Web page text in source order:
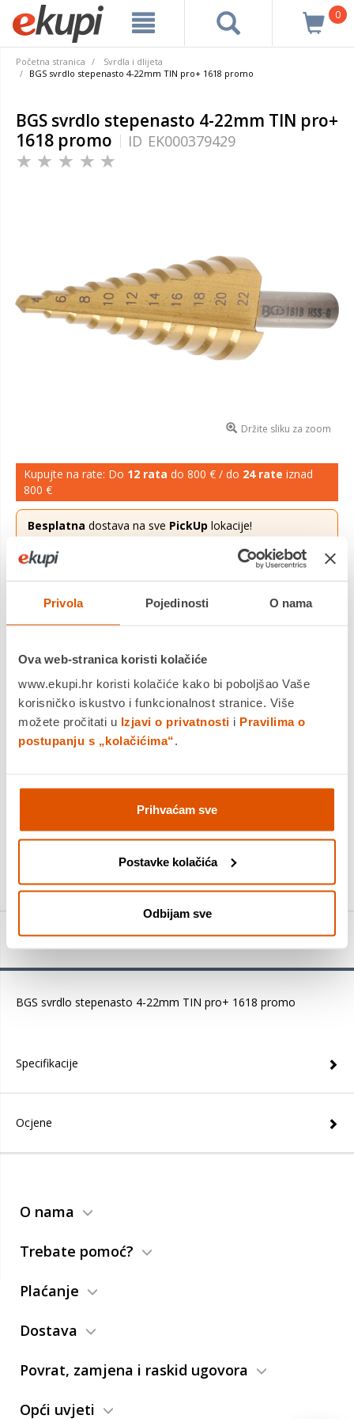
Privola Pojedinosti O nama
Ova web-stranica koristi kolačiće
www.ekupi.hr koristi kolačiće kako bi poboljšao Vaše
korisničko iskustvo i funkcionalnost stranice. Više
možete pročitati u Izjavi o privatnosti i Pravilima o
postupanju s „kolačićima“.
Prihvaćam sve
Postavke kolačića
Odbijam sve
0
Početna stranica
Svrdla i dlijeta
BGS svrdlo stepenasto 4-22mm TIN pro+ 1618 promo
BGS svrdlo stepenasto 4-22mm TIN pro+
1618 promo
ID EK000379429
Držite sliku za zoom
Kupujte na rate: Do 12 rata do 800 € / do 24 rate iznad
800 €
Besplatna dostava na sve PickUp lokacije!
Ponuda vrijedi za narudžbe zaprimljene do 31.08.2026.
Više saznaj
više
Dostavljamo već od 17.08.2026
Platite gotovinom pri preuzimanju, Internet bankarstvom, karticama
jednokratno i na rate
Povrat robe moguć unutar 14 dana
KUPITE ODMAH
Detalji proizvoda
BGS svrdlo stepenasto 4-22mm TIN pro+ 1618 promo
Specifikacije
Ocjene
O nama
Trebate pomoć?
Plaćanje
Dostava
Povrat, zamjena i raskid ugovora
Opći uvjeti